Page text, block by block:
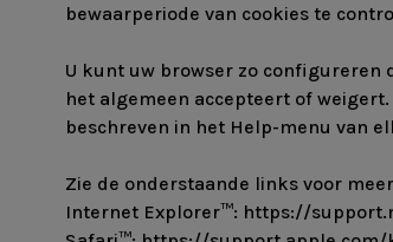
bewaarperiode van cookies te
U kunt uw browser zo configureren
het algemeen accepteert of
beschreven in het Help-menu van
Zie de onderstaande links voor
Internet Explorer™: https://